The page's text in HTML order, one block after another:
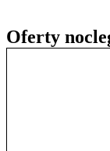
Oferty